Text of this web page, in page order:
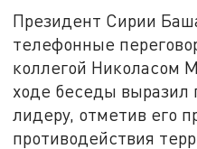
Президент Сирии
телефонные
коллегой Николасом
ходе беседы выразил
лидеру, отметив его
противодействия